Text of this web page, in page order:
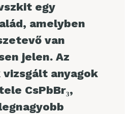
egy
amelyben
van
jelen. Az
anyagok
CsPbBr₃,